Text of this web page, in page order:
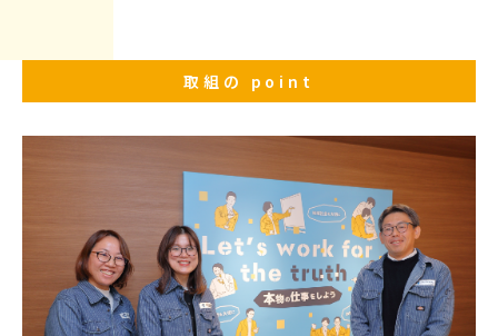
取組の point